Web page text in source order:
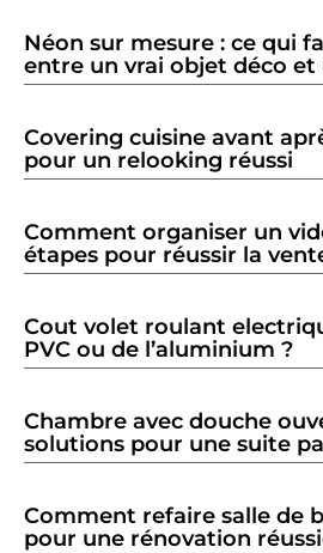
Néon sur mesure : ce qui
entre un vrai objet déco et
Covering cuisine avant
pour un relooking réussi
Comment organiser un
étapes pour réussir la
Cout volet roulant
PVC ou de l’aluminium ?
Chambre avec douche
solutions pour une suite
Comment refaire salle de
pour une rénovation